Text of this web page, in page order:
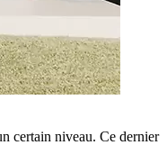
certain niveau. Ce dernier